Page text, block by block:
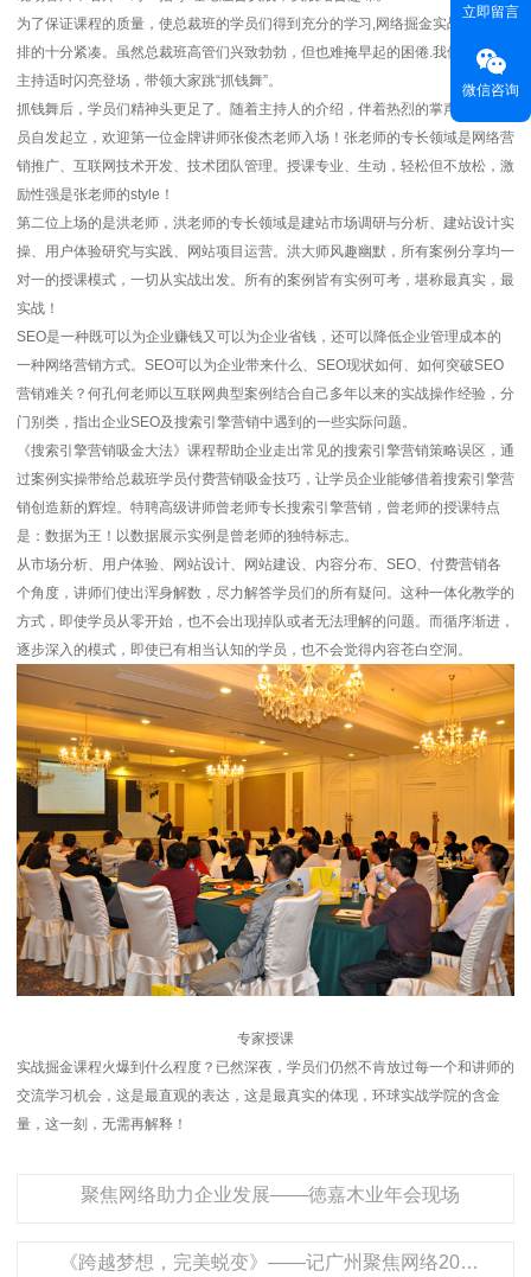
为了保证课程的质量，使总裁班的学员们得到充分的学习,网络掘金实战课程安
排的十分紧凑。虽然总裁班高管们兴致勃勃，但也难掩早起的困倦.我们的美女
主持适时闪亮登场，带领大家跳“抓钱舞”。
抓钱舞后，学员们精神头更足了。随着主持人的介绍，伴着热烈的掌声，全体学
员自发起立，欢迎第一位金牌讲师张俊杰老师入场！张老师的专长领域是网络营
销推广、互联网技术开发、技术团队管理。授课专业、生动，轻松但不放松，激
励性强是张老师的style！
第二位上场的是洪老师，洪老师的专长领域是建站市场调研与分析、建站设计实
操、用户体验研究与实践、网站项目运营。洪大师风趣幽默，所有案例分享均一
对一的授课模式，一切从实战出发。所有的案例皆有实例可考，堪称最真实，最
实战！
SEO是一种既可以为企业赚钱又可以为企业省钱，还可以降低企业管理成本的
一种网络营销方式。SEO可以为企业带来什么、SEO现状如何、如何突破SEO
营销难关？何孔何老师以互联网典型案例结合自己多年以来的实战操作经验，分
门别类，指出企业SEO及搜索引擎营销中遇到的一些实际问题。
《搜索引擎营销吸金大法》课程帮助企业走出常见的搜索引擎营销策略误区，通
过案例实操带给总裁班学员付费营销吸金技巧，让学员企业能够借着搜索引擎营
销创造新的辉煌。特聘高级讲师曾老师专长搜索引擎营销，曾老师的授课特点
是：数据为王！以数据展示实例是曾老师的独特标志。
从市场分析、用户体验、网站设计、网站建设、内容分布、SEO、付费营销各
个角度，讲师们使出浑身解数，尽力解答学员们的所有疑问。这种一体化教学的
方式，即使学员从零开始，也不会出现掉队或者无法理解的问题。而循序渐进，
逐步深入的模式，即使已有相当认知的学员，也不会觉得内容苍白空洞。
专家授课
实战掘金课程火爆到什么程度？已然深夜，学员们仍然不肯放过每一个和讲师的
交流学习机会，这是最直观的表达，这是最真实的体现，环球实战学院的含金
量，这一刻，无需再解释！
聚焦网络助力企业发展——徳嘉木业年会现场
《跨越梦想，完美蜕变》——记广州聚焦网络2013年新年联欢会
立即留言
微信咨询